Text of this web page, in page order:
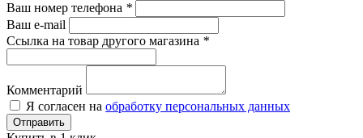
Ваш номер телефона *
Ваш e-mail
Ссылка на товар другого магазина *
Комментарий
Я согласен на обработку персональных данных
Отправить